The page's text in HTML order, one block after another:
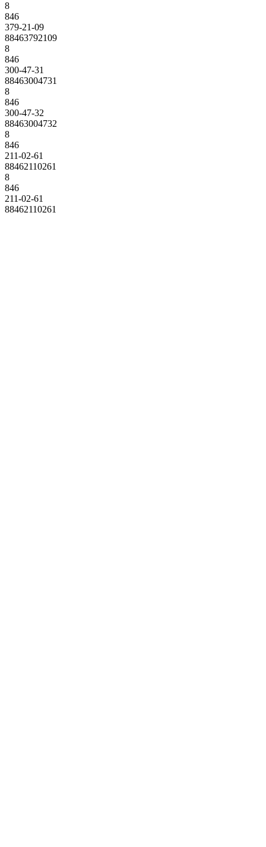
8
846
379-21-09
88463792109
8
846
300-47-31
88463004731
8
846
300-47-32
88463004732
8
846
211-02-61
88462110261
8
846
211-02-61
88462110261